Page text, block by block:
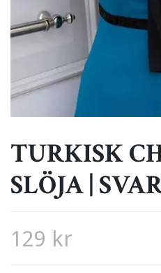
TURKISK
SLÖJA |
129 kr